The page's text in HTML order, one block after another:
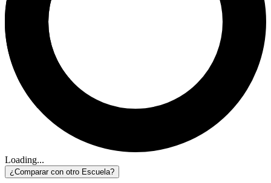
Loading...
¿Comparar con otro Escuela?